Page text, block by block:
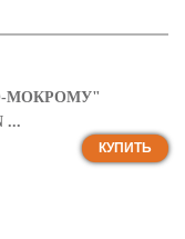
МОКРОМУ"
...
КУПИТЬ